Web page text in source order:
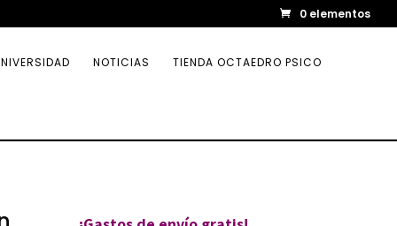
0 elementos
NOTICIAS TIENDA OCTAEDRO PSICO